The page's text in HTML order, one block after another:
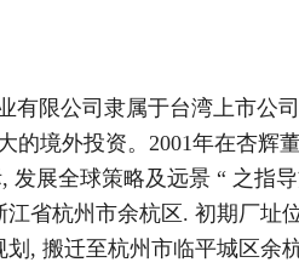
限公司隶属于台湾上市公
的境外投资。2001年在杏辉
发展全球策略及远景 “ 之指
省杭州市余杭区. 初期厂址
, 搬迁至杭州市临平城区余